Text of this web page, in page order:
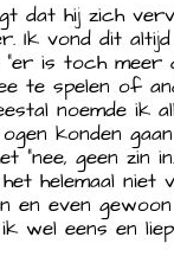
dat hij zich
Ik vond dit altijd
is toch meer
te spelen of
noemde ik
konden
“nee, geen zin
helemaal niet
en even
wel eens en